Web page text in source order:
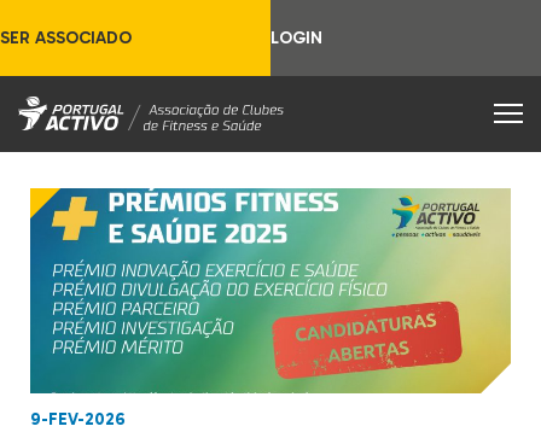
SER ASSOCIADO LOGIN
9-FEV-2026